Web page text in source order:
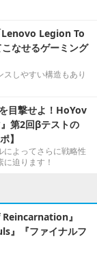
Lenovo Legion To
なせるゲーミング
しやすい構造もあり
目撃せよ！HoYov
第2回βテストの
】
によってさらに戦略性
迫ります！
』
』『ファイナルフ